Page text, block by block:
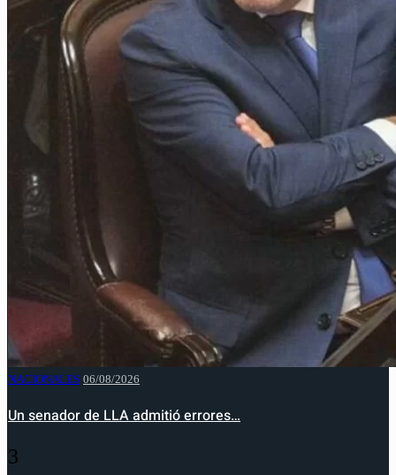
NACIONALES 06/08/2026
Un senador de LLA admitió errores…
3